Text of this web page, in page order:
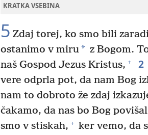
KRATKA VSEBINA
5 Zdaj torej, ko smo bili
ostanimo v miru* z Bogom.
naš Gospod Jezus Kristus, + 2
vere odprla pot, da nam Bog
nam to dobroto že zdaj
čakamo, da nas bo Bog
smo v stiskah, + ker vemo, da